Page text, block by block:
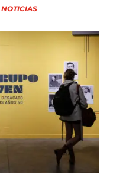
NOTICIAS